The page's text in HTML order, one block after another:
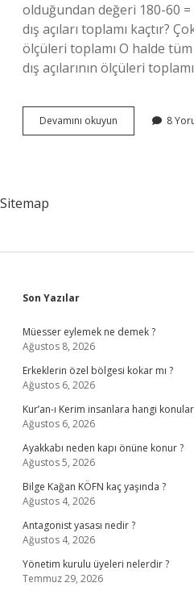
olduğundan değeri 180-60
dış açıları toplamı kaçtır?
ölçüleri toplamı O halde
dış açılarının ölçüleri
Devamını okuyun
Genin
8
Sitemap
Sidebar
Son Yazılar
Müesser eylemek ne demek ?
Ağustos 8, 2026
Erkeklerin özel bölgesi kokar mı ?
Ağustos 6, 2026
Kur’an-ı Kerim insanlara hangi
Ağustos 6, 2026
Ayakkabı neden kapı önüne konur ?
Ağustos 5, 2026
Bilge Kağan KÖFN kaç yaşında ?
Ağustos 4, 2026
Antagonist yasası nedir ?
Ağustos 4, 2026
Yönetim kurulu üyeleri nelerdir ?
Temmuz 29, 2026